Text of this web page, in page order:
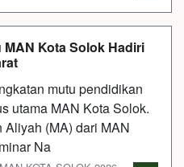
MAN Kota Solok Hadiri
mutu pendidikan
utama MAN Kota Solok.
(MA) dari MAN
Na